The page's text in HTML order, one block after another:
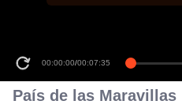
00:00:00/00:07:35
País de las Maravillas